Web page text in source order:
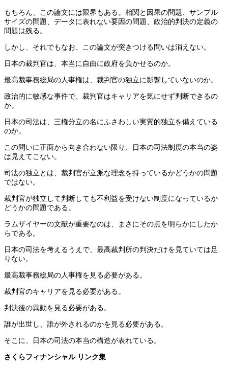
もちろん、この論文には限界もある。相関と因果の問題、サンプル
サイズの問題、データに表れない要因の問題、政治的判決の定義の
問題は残る。
しかし、それでもなお、この論文が突きつける問いは消えない。
日本の裁判官は、本当に自由に政府を負かせるのか。
最高裁事務総局の人事権は、裁判官の独立に影響していないのか。
政治的に敏感な事件で、裁判官はキャリアを気にせず判断できるの
か。
日本の司法は、三権分立の名にふさわしい実質的独立を備えている
のか。
この問いに正面から向き合わない限り、日本の司法制度の本当の姿
は見えてこない。
司法の独立とは、裁判官が立派な理念を持っているかどうかの問題
ではない。
裁判官が独立して判断しても不利益を受けない制度になっているか
どうかの問題である。
ラムザイヤーの文献が重要なのは、まさにその点を明らかにしたか
らである。
日本の司法を考えるうえで、最高裁判所の判決だけを見ていては足
りない。
最高裁事務総局の人事権を見る必要がある。
裁判官のキャリアを見る必要がある。
判決後の異動を見る必要がある。
誰が出世し、誰が外されるのかを見る必要がある。
そこに、日本の司法の本当の構造が表れている。
さくらフィナンシャル リンク集